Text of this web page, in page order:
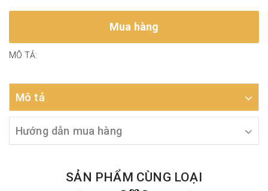
Mua hàng
MÔ TẢ:
Mô tả
Hướng dẫn mua hàng
SẢN PHẨM CÙNG LOẠI